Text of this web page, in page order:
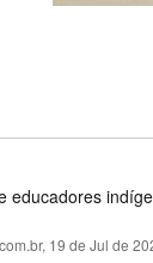
educadores
19 de Jul de